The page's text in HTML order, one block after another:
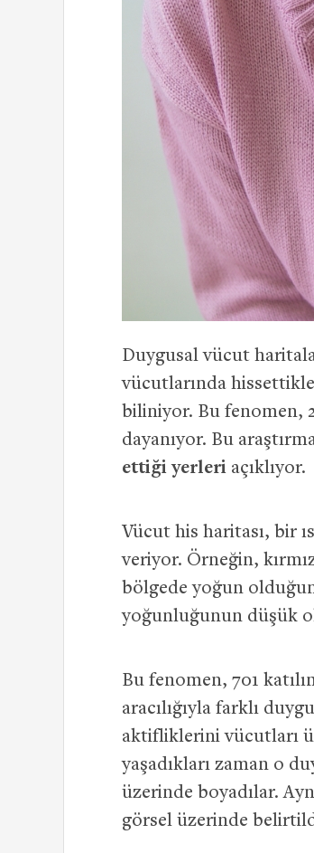
Duygusal vücut
vücutlarında
biliniyor. Bu fenomen,
dayanıyor. Bu
ettiği yerleri açıklıyor.
Vücut his haritası, bir
veriyor. Örneğin,
bölgede yoğun
yoğunluğunun düşük
Bu fenomen, 701
aracılığıyla farklı
aktifliklerini vücutları
yaşadıkları zaman o
üzerinde boyadılar.
görsel üzerinde